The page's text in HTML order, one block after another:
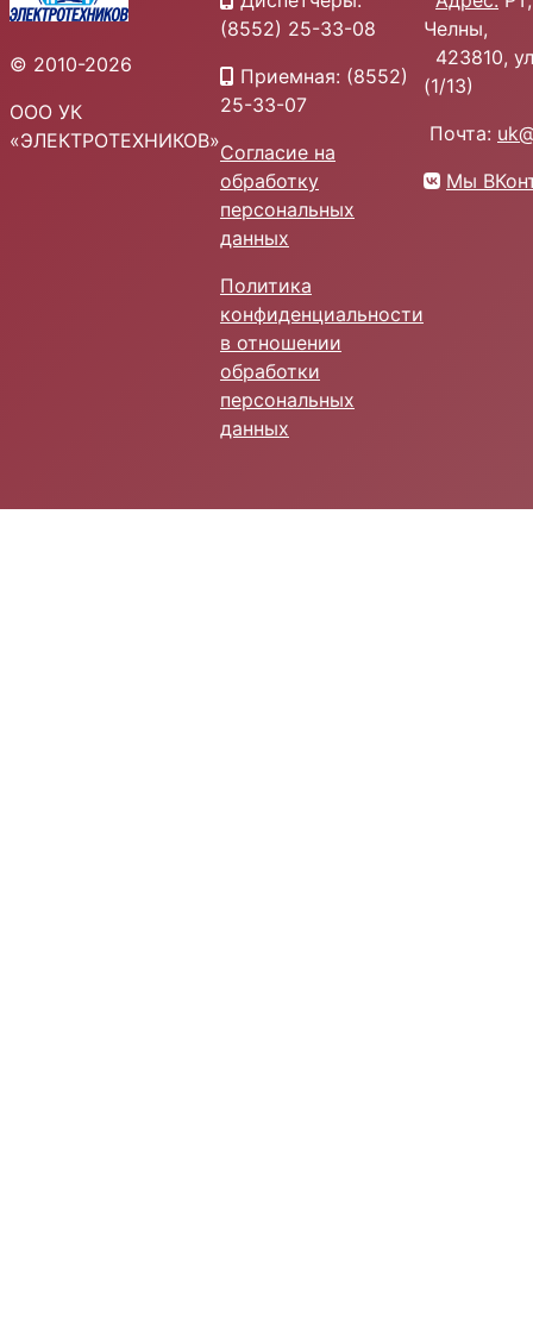
© 2010-2026
ООО УК
«ЭЛЕКТРОТЕХНИКОВ»
(8552) 25-33-08
Приемная: (8552)
25-33-07
Согласие на
обработку
персональных
данных
Политика
конфиденциальности
в отношении
обработки
персональных
данных
Челны,
423810,
(1/13)
Почта:
Мы